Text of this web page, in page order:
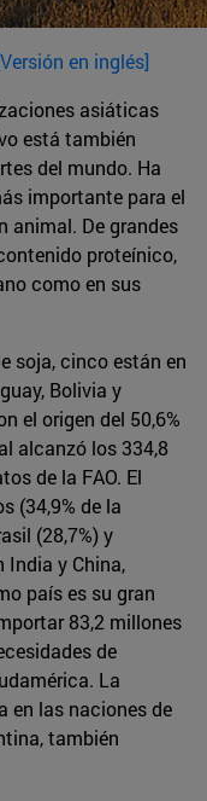
en inglés]
asiáticas
está también
del mundo. Ha
importante para el
animal. De grandes
proteínico,
como en sus
soja, cinco están en
Bolivia y
el origen del 50,6%
alcanzó los 334,8
de la FAO. El
(34,9% de la
(28,7%) y
India y China,
país es su gran
83,2 millones
de
La
en las naciones de
también